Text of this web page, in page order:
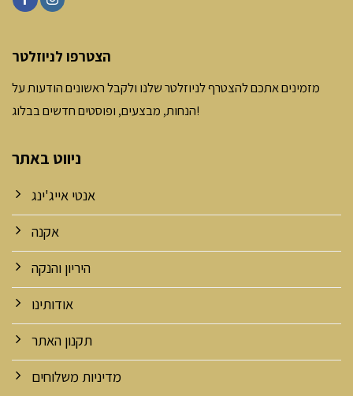
ניווט באתר
אנטי אייג'ינג
אקנה
היריון והנקה
אודותינו
תקנון האתר
מדיניות משלוחים
הצטרפו לניוזלטר
מזמינים אתכם להצטרף לניוזלטר שלנו ולקבל ראשונים הודעות על
הנחות, מבצעים, ופוסטים חדשים בבלוג!